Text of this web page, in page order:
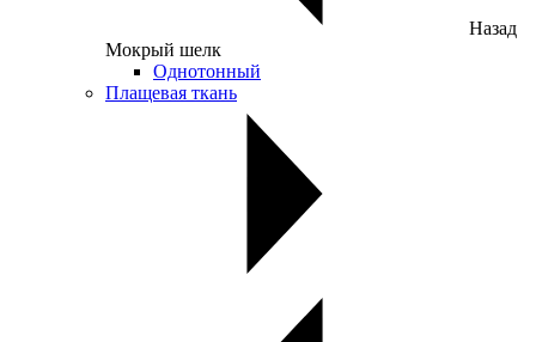
Назад
Мокрый шелк
Однотонный
Плащевая ткань